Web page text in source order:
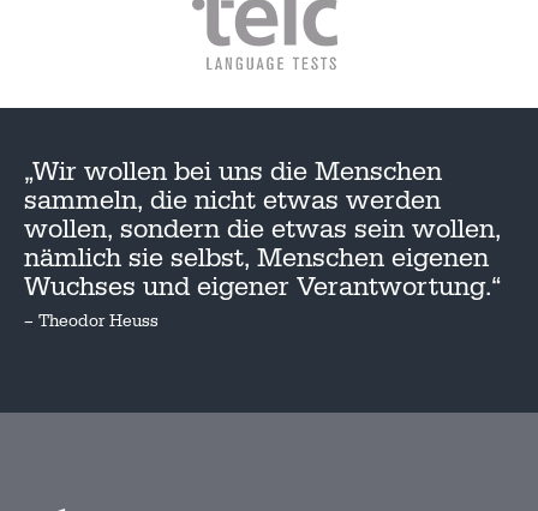
„Wir wollen bei uns die Menschen
sammeln, die nicht etwas werden
wollen, sondern die etwas sein wollen,
nämlich sie selbst, Menschen eigenen
Wuchses und eigener Verantwortung.“
– Theodor Heuss